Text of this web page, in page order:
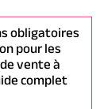
obligatoires
pour les
vente à
complet